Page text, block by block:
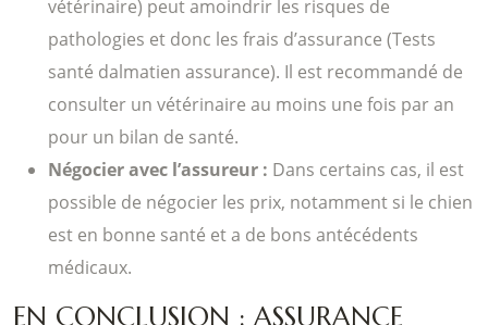
vétérinaire) peut amoindrir les risques de
pathologies et donc les frais d’assurance (Tests
santé dalmatien assurance). Il est recommandé de
consulter un vétérinaire au moins une fois par an
pour un bilan de santé.
Négocier avec l’assureur : Dans certains cas, il est
possible de négocier les prix, notamment si le chien
est en bonne santé et a de bons antécédents
médicaux.
EN CONCLUSION : ASSURANCE